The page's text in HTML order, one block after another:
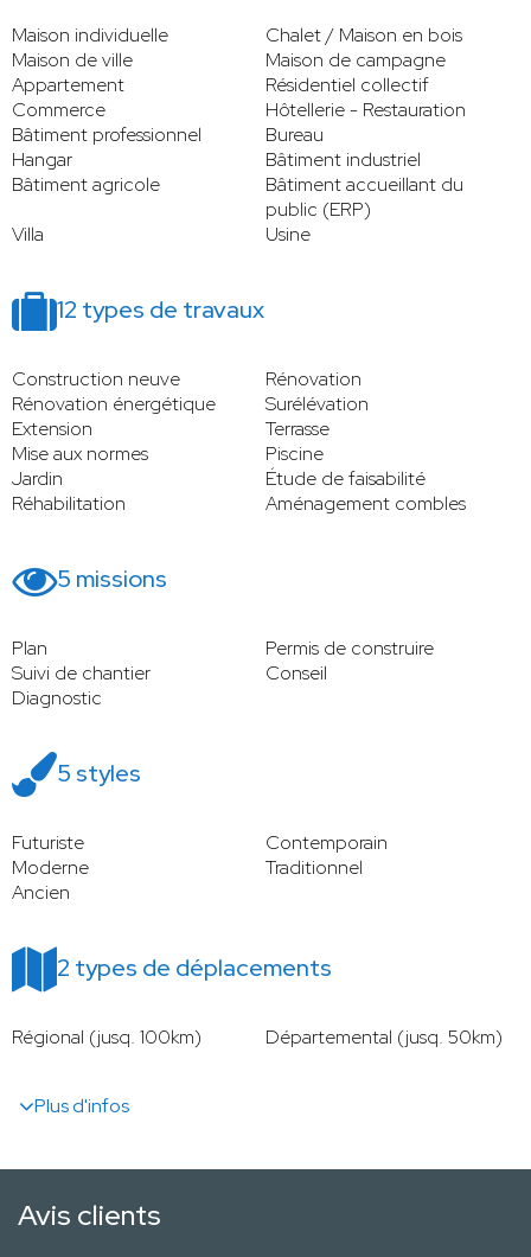
Maison individuelle
Chalet / Maison en bois
Maison de ville
Maison de campagne
Appartement
Résidentiel collectif
Commerce
Hôtellerie - Restauration
Bâtiment professionnel
Bureau
Hangar
Bâtiment industriel
Bâtiment agricole
Bâtiment accueillant du
public (ERP)
Villa
Usine
12 types de travaux
Construction neuve
Rénovation
Rénovation énergétique
Surélévation
Extension
Terrasse
Mise aux normes
Piscine
Jardin
Étude de faisabilité
Réhabilitation
Aménagement combles
5 missions
Plan
Permis de construire
Suivi de chantier
Conseil
Diagnostic
5 styles
Futuriste
Contemporain
Moderne
Traditionnel
Ancien
2 types de déplacements
Régional (jusq. 100km) Départemental (jusq. 50km)
Plus d'infos
Avis clients